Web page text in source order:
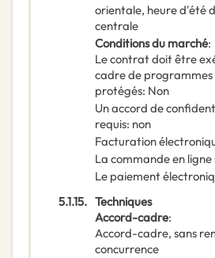
orientale, heure d'été
centrale
Conditions du marché:
Le contrat doit être
cadre de programmes
protégés: Non
Un accord de
requis: non
Facturation
La commande en ligne
Le paiement
5.1.15. Techniques
Accord-cadre:
Accord-cadre, sans
concurrence